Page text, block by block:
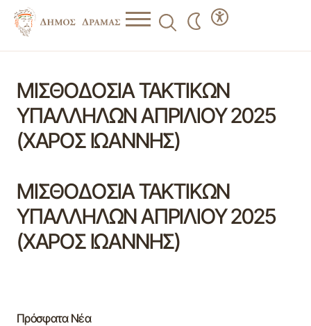
ΜΙΣΘΟΔΟΣΙΑ ΤΑΚΤΙΚΩΝ
ΥΠΑΛΛΗΛΩΝ ΑΠΡΙΛΙΟΥ 2025
(ΧΑΡΟΣ ΙΩΑΝΝΗΣ)
ΜΙΣΘΟΔΟΣΙΑ ΤΑΚΤΙΚΩΝ
ΥΠΑΛΛΗΛΩΝ ΑΠΡΙΛΙΟΥ 2025
(ΧΑΡΟΣ ΙΩΑΝΝΗΣ)
Πρόσφατα Νέα